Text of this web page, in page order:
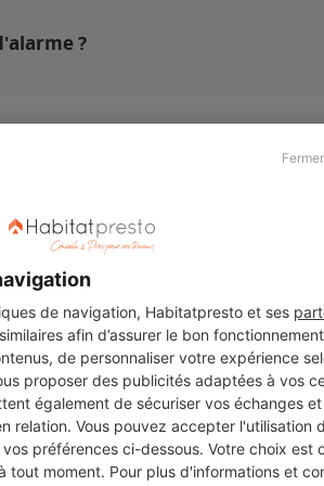
de navigation, Habitatpresto et ses
afin d’assurer le bon
de personnaliser votre expérience
proposer des publicités adaptées à vos
également de sécuriser vos échanges
relation. Vous pouvez accepter l'utilisation
préférences ci-dessous. Votre choix est
moment. Pour plus d'informations et
?
presse
Légal
Charte cookies
Suivez-nous